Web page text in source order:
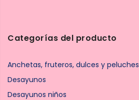
Categorías del producto
Anchetas, fruteros, dulces y peluches
Desayunos
Desayunos niños